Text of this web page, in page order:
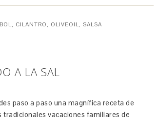
, CILANTRO, OLIVEOIL, SALSA
A LA SAL
paso a paso una magnífica receta de
vacaciones familiares de